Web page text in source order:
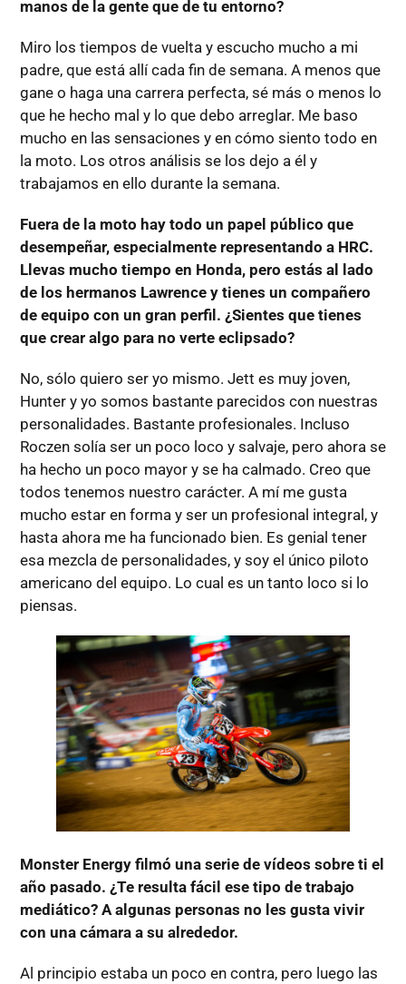
manos de la gente que de tu entorno?
Miro los tiempos de vuelta y escucho mucho a mi
padre, que está allí cada fin de semana. A menos que
gane o haga una carrera perfecta, sé más o menos lo
que he hecho mal y lo que debo arreglar. Me baso
mucho en las sensaciones y en cómo siento todo en
la moto. Los otros análisis se los dejo a él y
trabajamos en ello durante la semana.
Fuera de la moto hay todo un papel público que
desempeñar, especialmente representando a HRC.
Llevas mucho tiempo en Honda, pero estás al lado
de los hermanos Lawrence y tienes un compañero
de equipo con un gran perfil. ¿Sientes que tienes
que crear algo para no verte eclipsado?
No, sólo quiero ser yo mismo. Jett es muy joven,
Hunter y yo somos bastante parecidos con nuestras
personalidades. Bastante profesionales. Incluso
Roczen solía ser un poco loco y salvaje, pero ahora se
ha hecho un poco mayor y se ha calmado. Creo que
todos tenemos nuestro carácter. A mí me gusta
mucho estar en forma y ser un profesional integral, y
hasta ahora me ha funcionado bien. Es genial tener
esa mezcla de personalidades, y soy el único piloto
americano del equipo. Lo cual es un tanto loco si lo
piensas.
Monster Energy filmó una serie de vídeos sobre ti el
año pasado. ¿Te resulta fácil ese tipo de trabajo
mediático? A algunas personas no les gusta vivir
con una cámara a su alrededor.
Al principio estaba un poco en contra, pero luego las